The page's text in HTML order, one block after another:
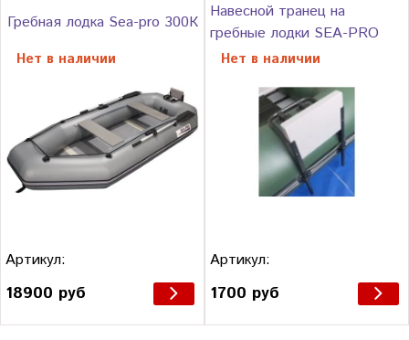
Гребная лодка Sea-pro 300К
Нет в наличии
Артикул:
18900 руб
Навесной транец на
гребные лодки SEA-PRO
Нет в наличии
Артикул:
1700 руб